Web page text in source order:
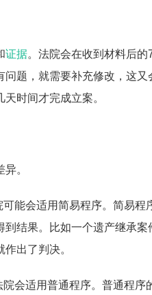
证据。法院会在收到材料后的
问题，就需要补充修改，这
时间才完成立案。
。
可能会适用简易程序。简易程
到结果。比如一个遗产继承案
出了判决。
会适用普通程序。普通程序